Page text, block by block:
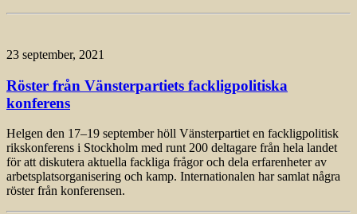
23 september, 2021
Röster från Vänsterpartiets fackligpolitiska
konferens
Helgen den 17–19 september höll Vänsterpartiet en fackligpolitisk
rikskonferens i Stockholm med runt 200 deltagare från hela landet
för att diskutera aktuella fackliga frågor och dela erfarenheter av
arbetsplatsorganisering och kamp. Internationalen har samlat några
röster från konferensen.